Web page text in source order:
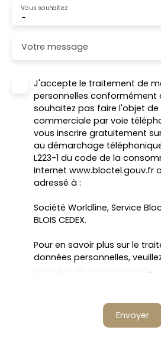
-
Vous souhaitez
Votre message
J'accepte le traitement de
personnelles conformément
souhaitez pas faire l'objet
commerciale par voie
vous inscrire gratuitement
au démarchage
L223-1 du code de la
Internet www.bloctel.gouv.fr
adressé à :
Société Worldline, Service
BLOIS CEDEX.
Pour en savoir plus sur le
données personnelles,
.
Envoyer